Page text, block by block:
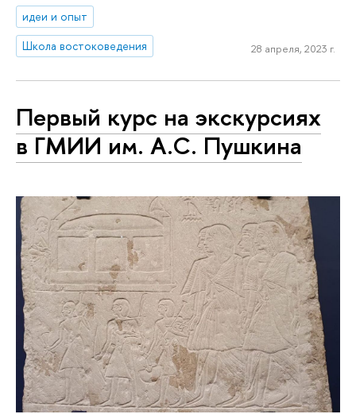
идеи и опыт
Школа востоковедения
28 апреля, 2023 г.
Первый курс на экскурсиях
в ГМИИ им. А.С. Пушкина